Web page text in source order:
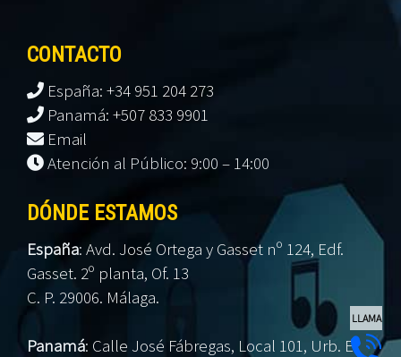
LLAMA
CONTACTO
España: +34 951 204 273
Panamá: +507 833 9901
Email
Atención al Público: 9:00 – 14:00
DÓNDE ESTAMOS
España: Avd. José Ortega y Gasset nº 124, Edf.
Gasset. 2º planta, Of. 13
C. P. 29006. Málaga.
Panamá: Calle José Fábregas, Local 101, Urb. El